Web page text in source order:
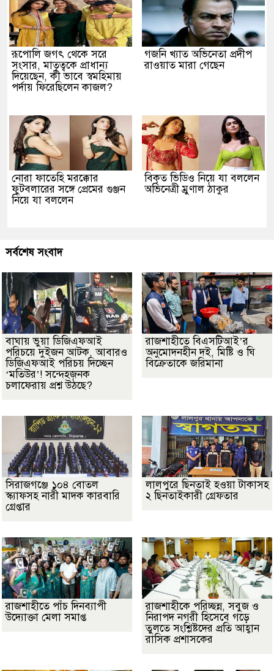
রূপোলি জগৎ থেকে সরে
সংসার, মাতৃত্বকে প্রাধান্য
দিয়েছেন, কী ভাবে স্বমহিমায়
পর্দায় ফিরেছিলেন কাজল?
গজনি খ্যাত অভিনেতা প্রদীপ
রাওয়াত মারা গেছেন
নোরা ফাতেহি মরক্কোর
ফুটবলারের সঙ্গে প্রেমের গুঞ্জন
নিয়ে যা বললেন
বিকৃত ভিডিও নিয়ে যা বললেন
অভিনেত্রী ম্রুণাল ঠাকুর
সর্বশেষ সংবাদ
বাঘায় ভুয়া ডিজিএফআই
পরিচয়ে দুইজন আটক, আবারও
ডিজিএফআই পরিচয় দিচ্ছেন
‘মতিউর’! সন্দেহজনক
চলাফেরায় প্রশ্ন উঠছে?
রাজশাহীতে বিএসটিআই’র
অনুমোদনহীন দই, মিষ্টি ও ঘি
বিক্রেতাকে জরিমানা
সিরাজগঞ্জে ১০৪ বোতল
স্ক্যাফসহ নারী মাদক কারবারি
গ্রেপ্তার
লালপুরে ছিনতাই হওয়া টাকাসহ
২ ছিনতাইকারী গ্রেফতার
রাজশাহীতে পাঁচ দিনব্যাপী
উদ্যোক্তা মেলা সমাপ্ত
রাজশাহীকে পরিচ্ছন্ন, সবুজ ও
নিরাপদ নগরী হিসেবে গড়ে
তুলতে সংশ্লিষ্টদের প্রতি আহ্বান
রাসিক প্রশাসকের